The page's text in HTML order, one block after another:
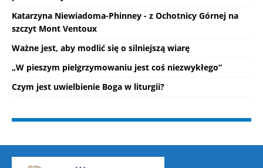
Katarzyna Niewiadoma-Phinney - z Ochotnicy Górnej na
szczyt Mont Ventoux
Ważne jest, aby modlić się o silniejszą wiarę
„W pieszym pielgrzymowaniu jest coś niezwykłego”
Czym jest uwielbienie Boga w liturgii?